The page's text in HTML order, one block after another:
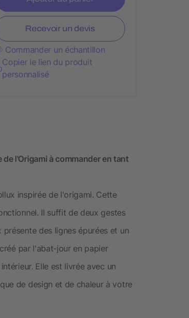
Recevoir un devis
Commander un échantillon
Copier le lien du produit
personnalisé
l'Origami à commander en tant
inspirée de l'origami. Cette
Il suffit de deux gestes
des lignes épurées et un
par l'abat-jour en papier
Elle est livrée avec un
de design et de chaleur à votre